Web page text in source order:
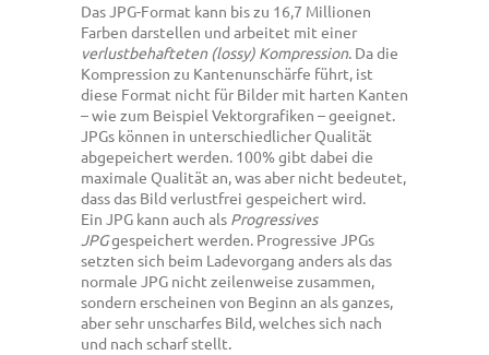
Das JPG-Format kann bis zu 16,7 Millionen
Farben darstellen und arbeitet mit einer
verlustbehafteten (lossy) Kompression. Da die
Kompression zu Kantenunschärfe führt, ist
diese Format nicht für Bilder mit harten Kanten
– wie zum Beispiel Vektorgrafiken – geeignet.
JPGs können in unterschiedlicher Qualität
abgepeichert werden. 100% gibt dabei die
maximale Qualität an, was aber nicht bedeutet,
dass das Bild verlustfrei gespeichert wird.
Ein JPG kann auch als Progressives
JPGgespeichert werden. Progressive JPGs
setzten sich beim Ladevorgang anders als das
normale JPG nicht zeilenweise zusammen,
sondern erscheinen von Beginn an als ganzes,
aber sehr unscharfes Bild, welches sich nach
und nach scharf stellt.